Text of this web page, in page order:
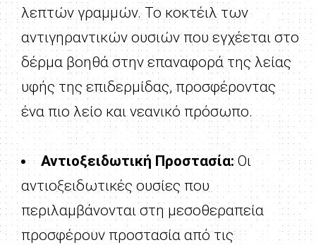
λεπτών γραμμών. Το κοκτέιλ των
αντιγηραντικών ουσιών που εγχέεται στο
δέρμα βοηθά στην επαναφορά της λείας
υφής της επιδερμίδας, προσφέροντας
ένα πιο λείο και νεανικό πρόσωπο.
Αντιοξειδωτική Προστασία:Οι
αντιοξειδωτικές ουσίες που
περιλαμβάνονται στη μεσοθεραπεία
προσφέρουν προστασία από τις